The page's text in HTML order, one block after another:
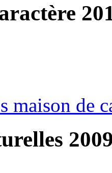
maison de